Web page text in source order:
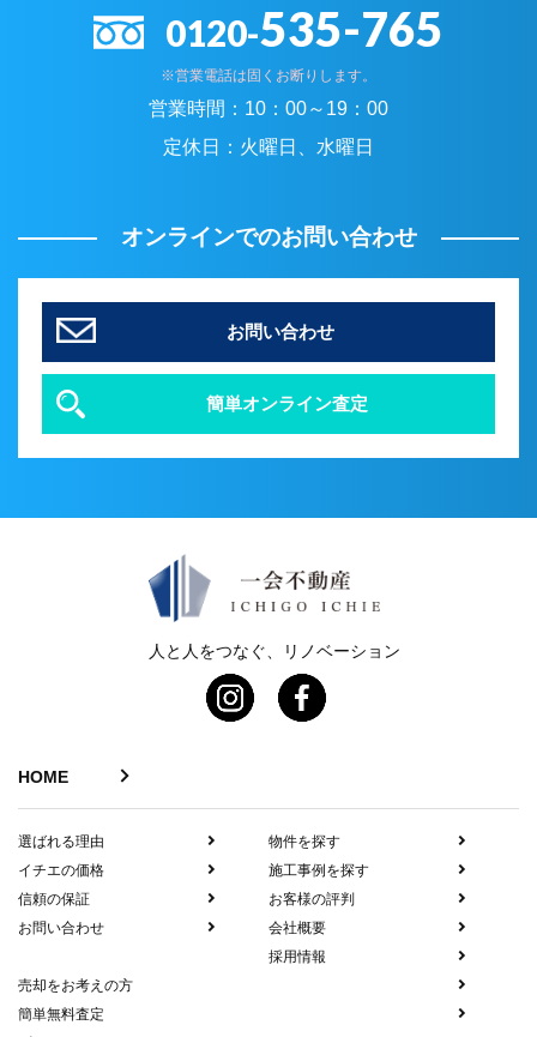
0120-535-765
※営業電話は固くお断りします。
営業時間： 10：00～19：00
定休日： 火曜日、水曜日
オンラインでのお問い合わせ
お問い合わせ
簡単オンライン査定
人と人をつなぐ、リノベーション
HOME
選ばれる理由
イチエの価格
信頼の保証
お問い合わせ
物件を探す
施工事例を探す
お客様の評判
会社概要
採用情報
売却をお考えの方
簡単無料査定